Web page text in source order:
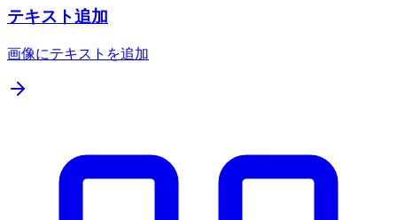
テキスト追加
画像にテキストを追加